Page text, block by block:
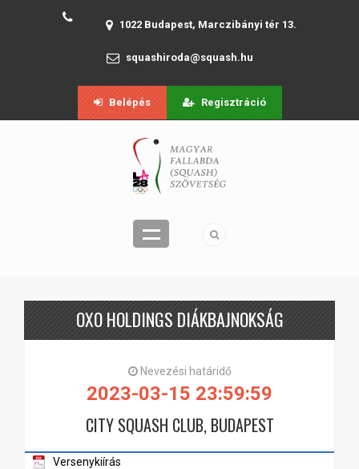
1022 Budapest, Marczibányi tér 13.
squashiroda@squash.hu
Belépés Regisztráció
OXO HOLDINGS DIÁKBAJNOKSÁG
Nevezési határidő
2023-03-15 23:59:59
CITY SQUASH CLUB, BUDAPEST
Versenykiírás